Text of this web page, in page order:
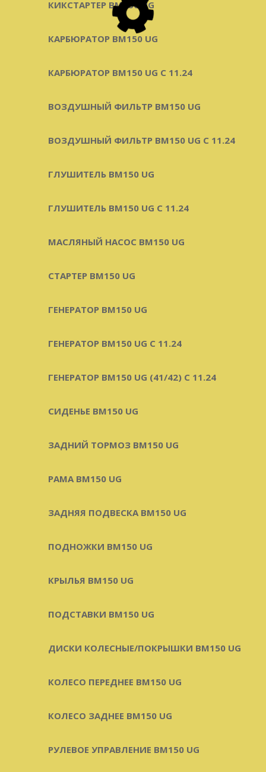
КИКСТАРТЕР BM150 UG
КАРБЮРАТОР BM150 UG
КАРБЮРАТОР BM150 UG С 11.24
ВОЗДУШНЫЙ ФИЛЬТР BM150 UG
ВОЗДУШНЫЙ ФИЛЬТР BM150 UG C 11.24
ГЛУШИТЕЛЬ BM150 UG
ГЛУШИТЕЛЬ BM150 UG С 11.24
МАСЛЯНЫЙ НАСОС BM150 UG
СТАРТЕР BM150 UG
ГЕНЕРАТОР BM150 UG
ГЕНЕРАТОР BM150 UG С 11.24
ГЕНЕРАТОР BM150 UG (41/42) С 11.24
СИДЕНЬЕ BM150 UG
ЗАДНИЙ ТОРМОЗ BM150 UG
РАМА BM150 UG
ЗАДНЯЯ ПОДВЕСКА BM150 UG
ПОДНОЖКИ BM150 UG
КРЫЛЬЯ BM150 UG
ПОДСТАВКИ BM150 UG
ДИСКИ КОЛЕСНЫЕ/ПОКРЫШКИ BM150 UG
КОЛЕСО ПЕРЕДНЕЕ BM150 UG
КОЛЕСО ЗАДНЕЕ BM150 UG
РУЛЕВОЕ УПРАВЛЕНИЕ BM150 UG